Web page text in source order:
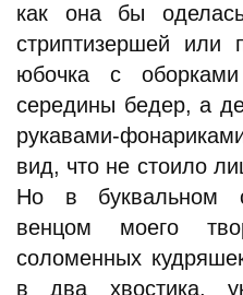
как она бы
стриптизершей или
юбочка с
середины бедер, а
рукавами-
вид, что не стоило
Но в буквальном
венцом моего
соломенных
в два хвостика,